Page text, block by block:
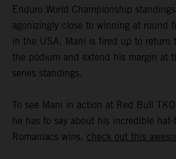
Enduro World Championship
agonizingly close to winning at round
in the USA, Mani is fired up to return
the podium and extend his margin at
series standings.
To see Mani in action at Red Bull
he has to say about his incredible
Romaniacs wins, check out this